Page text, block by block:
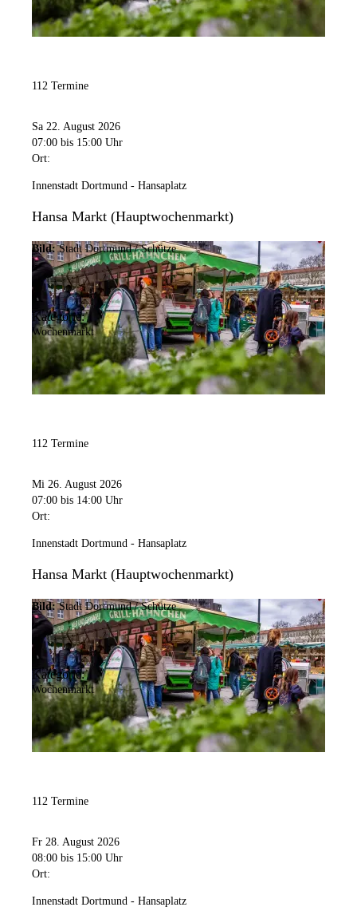
112 Termine
Sa 22. August 2026
07:00 bis 15:00 Uhr
Ort:
Innenstadt Dortmund - Hansaplatz
Hansa Markt (Hauptwochenmarkt)
Bild: Stadt Dortmund / Schütze
Kategorie:
Wochenmarkt
112 Termine
Mi 26. August 2026
07:00 bis 14:00 Uhr
Ort:
Innenstadt Dortmund - Hansaplatz
Hansa Markt (Hauptwochenmarkt)
Bild: Stadt Dortmund / Schütze
Kategorie:
Wochenmarkt
112 Termine
Fr 28. August 2026
08:00 bis 15:00 Uhr
Ort:
Innenstadt Dortmund - Hansaplatz